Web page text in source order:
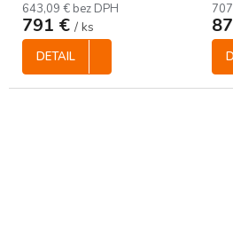
643,09 € bez DPH
791 € / ks
DETAIL